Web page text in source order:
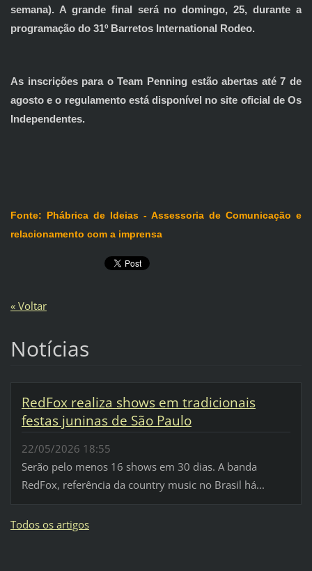
semana). A grande final será no domingo, 25, durante a
programação do 31º Barretos International Rodeo.
As inscrições para o Team Penning estão abertas até 7 de
agosto e o regulamento está disponível no site oficial de Os
Independentes.
Fonte: Phábrica de Ideias - Assessoria de Comunicação e
relacionamento com a imprensa
« Voltar
Notícias
RedFox realiza shows em tradicionais
festas juninas de São Paulo
22/05/2026 18:55
Serão pelo menos 16 shows em 30 dias. A banda
RedFox, referência da country music no Brasil há...
Todos os artigos